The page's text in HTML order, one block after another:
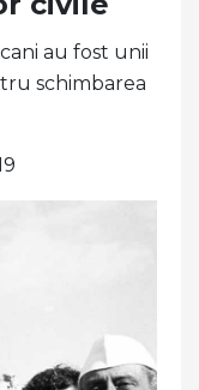
au fost unii
schimbarea